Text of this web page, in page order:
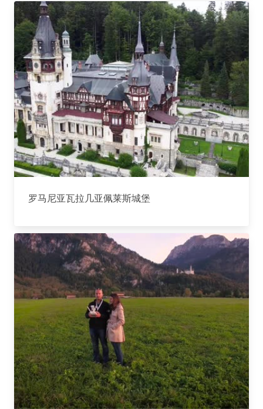
罗马尼亚瓦拉几亚佩莱斯城堡